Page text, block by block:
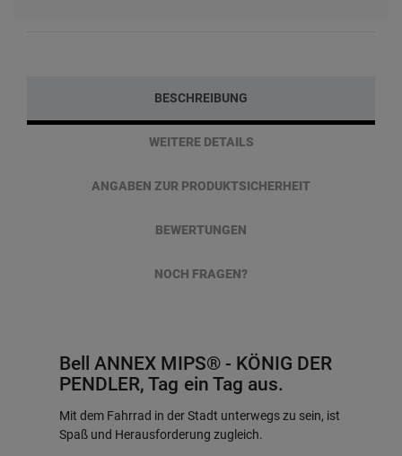
BESCHREIBUNG
WEITERE DETAILS
ANGABEN ZUR PRODUKTSICHERHEIT
BEWERTUNGEN
NOCH FRAGEN?
Bell ANNEX MIPS® - KÖNIG DER
PENDLER, Tag ein Tag aus.
Mit dem Fahrrad in der Stadt unterwegs zu sein, ist
Spaß und Herausforderung zugleich.